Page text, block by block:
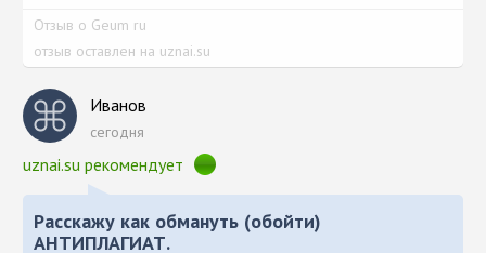
Отзыв о Geum ru
отзыв оставлен на uznai.su
Иванов
сегодня
uznai.su рекомендует
Расскажу как обмануть (обойти)
АНТИПЛАГИАТ.